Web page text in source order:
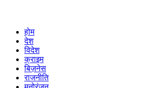
होम
देश
विदेश
क्राइम
बिज़नेस
राजनीति